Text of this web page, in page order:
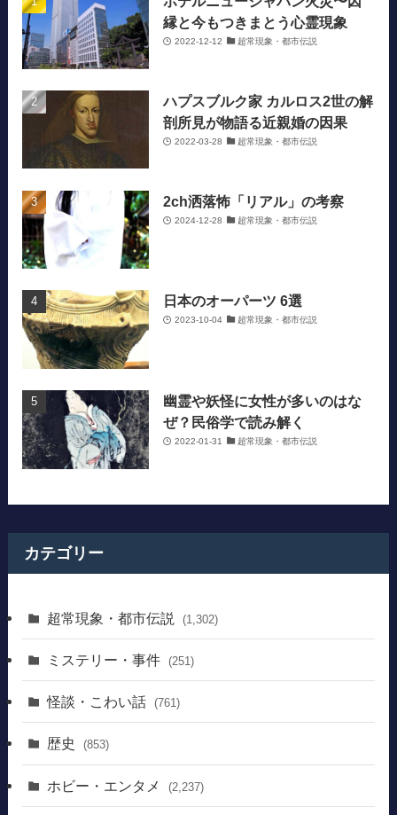
縁と今もつきまとう心霊現象
2022-12-12 超常現象・都市伝説
ハプスブルク家 カルロス2世の解
剖所見が物語る近親婚の因果
2022-03-28 超常現象・都市伝説
2ch洒落怖「リアル」の考察
2024-12-28 超常現象・都市伝説
日本のオーパーツ 6選
2023-10-04 超常現象・都市伝説
幽霊や妖怪に女性が多いのはな
ぜ？民俗学で読み解く
2022-01-31 超常現象・都市伝説
カテゴリー
超常現象・都市伝説 (1,302)
ミステリー・事件 (251)
怪談・こわい話 (761)
歴史 (853)
ホビー・エンタメ (2,237)